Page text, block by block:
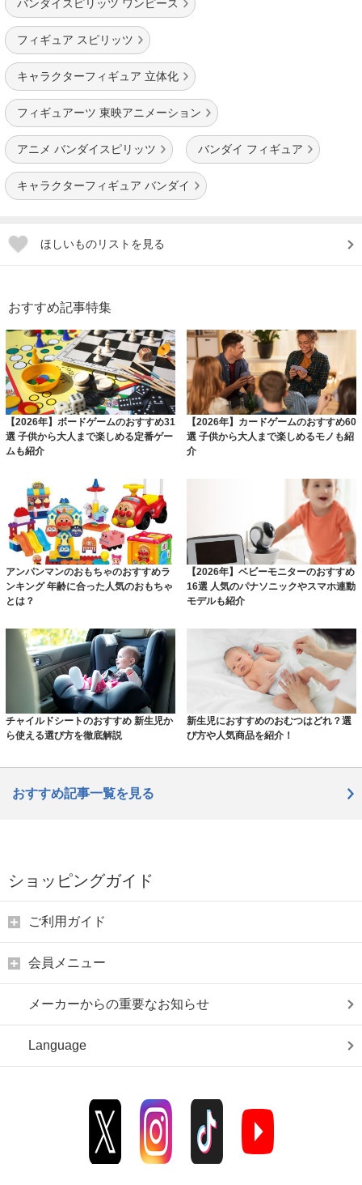
バンダイスピリッツ ワンピース
フィギュア スピリッツ
キャラクターフィギュア 立体化
フィギュアーツ 東映アニメーション
アニメ バンダイスピリッツ バンダイ フィギュア
キャラクターフィギュア バンダイ
ほしいものリストを見る
おすすめ記事特集
【2026年】ボードゲームのおすすめ31
選 子供から大人まで楽しめる定番ゲー
ムも紹介
【2026年】カードゲームのおすすめ60
選 子供から大人まで楽しめるモノも紹
介
アンパンマンのおもちゃのおすすめラ
ンキング 年齢に合った人気のおもちゃ
とは？
【2026年】ベビーモニターのおすすめ
16選 人気のパナソニックやスマホ連動
モデルも紹介
チャイルドシートのおすすめ 新生児か
ら使える選び方を徹底解説
新生児におすすめのおむつはどれ？選
び方や人気商品を紹介！
おすすめ記事一覧を見る
ショッピングガイド
ご利用ガイド
会員メニュー
メーカーからの重要なお知らせ
Language